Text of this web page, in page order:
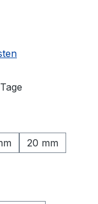
verfügbar.)
20 mm